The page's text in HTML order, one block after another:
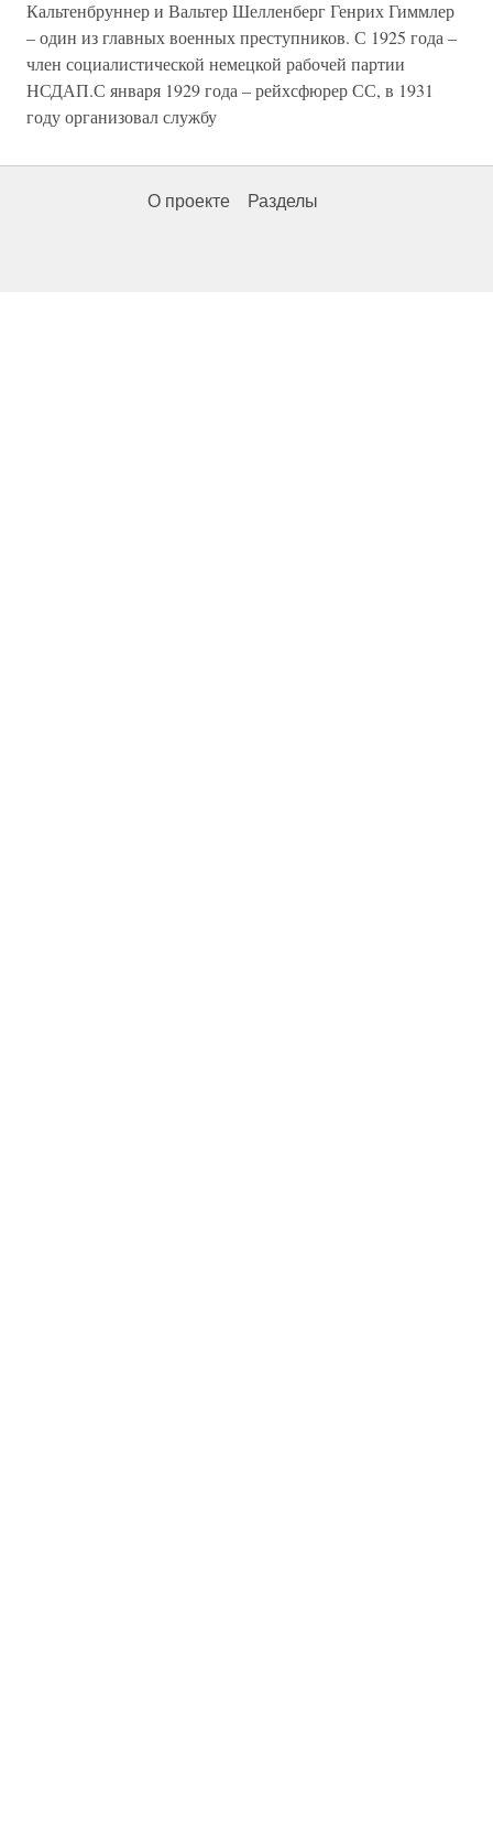
Кальтенбруннер и Вальтер Шелленберг Генрих Гиммлер
– один из главных военных преступников. С 1925 года –
член социалистической немецкой рабочей партии
НСДАП.С января 1929 года – рейхсфюрер СС, в 1931
году организовал службу
О проекте Разделы